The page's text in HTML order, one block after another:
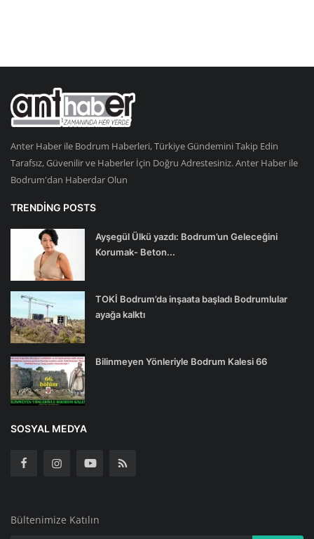
Anter Haber ile Bodrum Haberleri, Türkiye Gündemini Takip Edin
Tarafsız, Güvenilir ve Haberler İçin Doğru Adrestesiniz. Anter Haber ile
Bodrum'dan Haberdar Olun
TRENDING POSTS
Ayşegül Ülkü yazdı: Bodrum’un Geleceğini
Korumak- Beton...
TOKİ Bodrum’da inşaata başladı Bodrumlular
ayağa kalktı
Bilinmeyen Yönleriyle Bodrum Kalesi 66
SOSYAL MEDYA
Bültenimize Katılın